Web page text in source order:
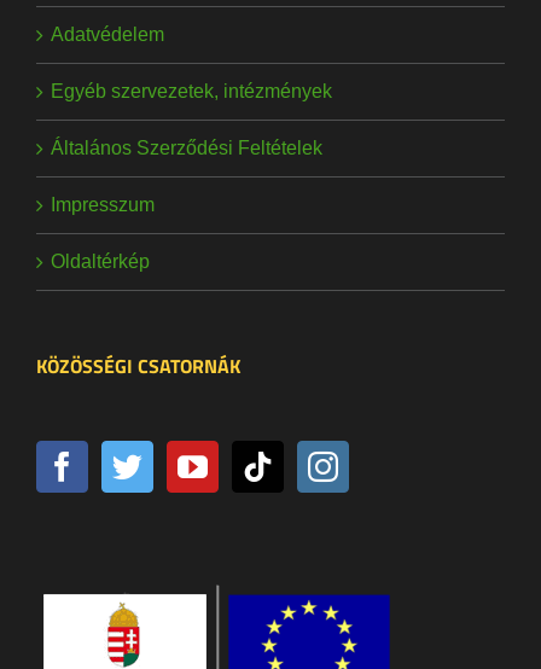
Adatvédelem
Egyéb szervezetek, intézmények
Általános Szerződési Feltételek
Impresszum
Oldaltérkép
KÖZÖSSÉGI CSATORNÁK